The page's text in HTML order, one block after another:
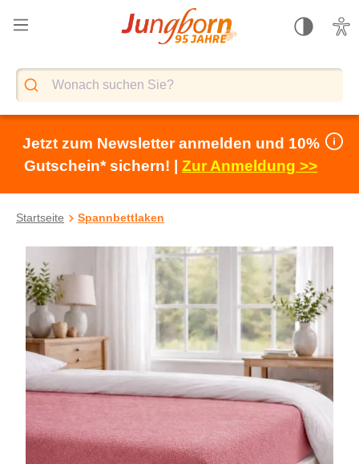
springen
Jetzt zum Newsletter anmelden und 10%
Gutschein* sichern! | Zur Anmeldung >>
Startseite Spannbettlaken